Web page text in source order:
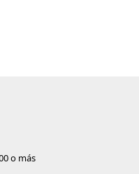
o más